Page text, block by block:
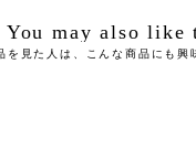
日以降の発送となりますの
間以降をご希望の場合は備
ご返送ください。※返送料
かねますのでご了承くださ
にて負担いたします。
You may also like
を見た人は、こんな商品にも興